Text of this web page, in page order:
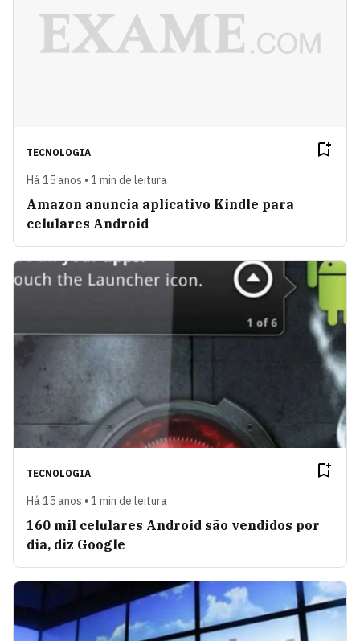
TECNOLOGIA
Há 15 anos • 1 min de leitura
Amazon anuncia aplicativo Kindle para
celulares Android
TECNOLOGIA
Há 15 anos • 1 min de leitura
160 mil celulares Android são vendidos por
dia, diz Google